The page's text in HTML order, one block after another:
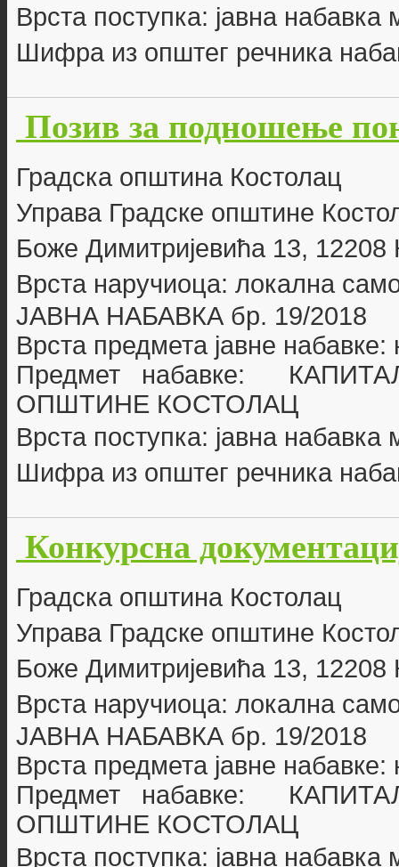
Врста поступка: јавна набавка
Шифра из општег речника
Позив за подношење
Градска општина Костолац
Управа Градске општине
Боже Димитријевића 13, 12208
Врста наручиоца: локална
ЈАВНА НАБАВКА бр. 19/2018
Врста предмета јавне
Предмет набавке:
ОПШТИНЕ КОСТОЛАЦ
Врста поступка: јавна набавка
Шифра из општег речника
Конкурсна
Градска општина Костолац
Управа Градске општине
Боже Димитријевића 13, 12208
Врста наручиоца: локална
ЈАВНА НАБАВКА бр. 19/2018
Врста предмета јавне
Предмет набавке:
ОПШТИНЕ КОСТОЛАЦ
Врста поступка: јавна набавка